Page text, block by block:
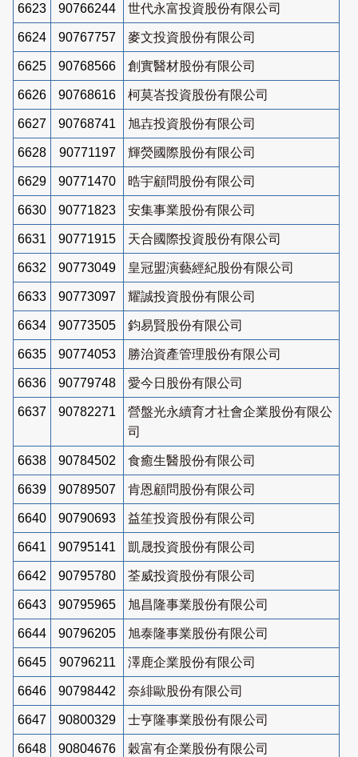
6623 90766244 世代永富投資股份有限公司
6624 90767757 麥文投資股份有限公司
6625 90768566 創實醫材股份有限公司
6626 90768616 柯莫峇投資股份有限公司
6627 90768741 旭壵投資股份有限公司
6628 90771197 輝熒國際股份有限公司
6629 90771470 晧宇顧問股份有限公司
6630 90771823 安集事業股份有限公司
6631 90771915 天合國際投資股份有限公司
6632 90773049 皇冠盟演藝經紀股份有限公司
6633 90773097 耀誠投資股份有限公司
6634 90773505 鈞易賢股份有限公司
6635 90774053 勝治資產管理股份有限公司
6636 90779748 愛今日股份有限公司
6637 90782271
營盤光永續育才社會企業股份有限公
司
6638 90784502 食癒生醫股份有限公司
6639 90789507 肯恩顧問股份有限公司
6640 90790693 益笙投資股份有限公司
6641 90795141 凱晟投資股份有限公司
6642 90795780 荃威投資股份有限公司
6643 90795965 旭昌隆事業股份有限公司
6644 90796205 旭泰隆事業股份有限公司
6645 90796211 澤鹿企業股份有限公司
6646 90798442 奈緋歐股份有限公司
6647 90800329 士亨隆事業股份有限公司
6648 90804676 穀富有企業股份有限公司